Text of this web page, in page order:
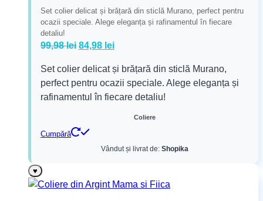
Set colier delicat și brățară din sticlă Murano, perfect pentru
ocazii speciale. Alege eleganța și rafinamentul în fiecare
detaliu!
99,98lei Prețul
a
fost:
99,98 lei.
84,98 leiPrețul
este:
84,98 lei.
Set colier delicat și brățară din sticlă Murano,
perfect pentru ocazii speciale. Alege eleganța și
rafinamentul în fiecare detaliu!
Coliere
Cumpără
Vândut și livrat de: Shopika
♥